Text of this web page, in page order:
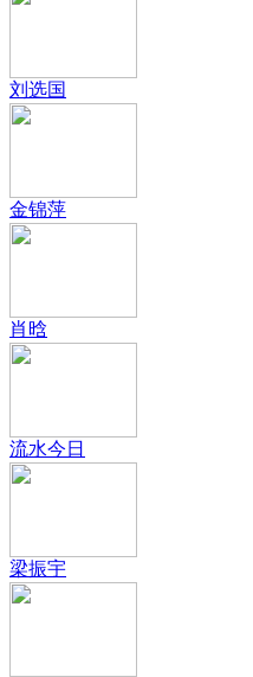
刘选国
金锦萍
肖晗
流水今日
梁振宇